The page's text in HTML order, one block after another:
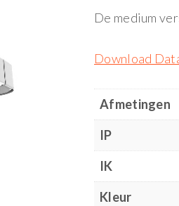
De medium
Download
Afmetingen
IP
IK
Kleur